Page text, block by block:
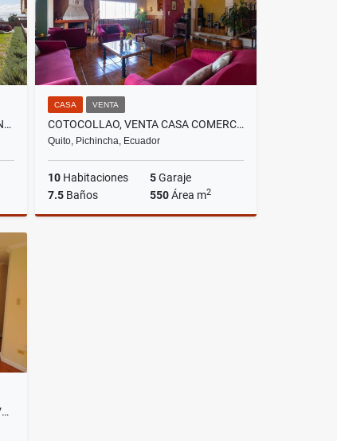
CALDERON, HERMOSA CASA EN VENTA, 127M2
CASA VENTA
COTOCOLLAO, VENTA CASA COMERCIAL 550M2, CON 3 DEPARTAMENTOS
Quito, Pichincha, Ecuador
10 Habitaciones 5Garaje
7.5 Baños 550Área m2
SANTA LUCIA, DEPARTAMENTO EN VENTA, 93M2